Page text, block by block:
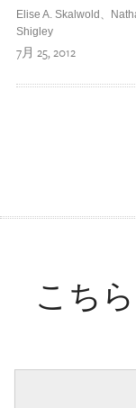
Elise A. Skalwold、
Shigley
7月 25, 2012
こち